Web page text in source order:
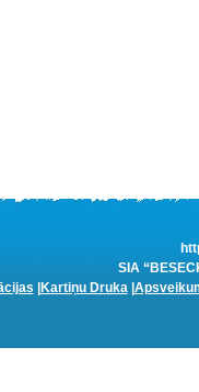
SIA
Kartiņu Druka|